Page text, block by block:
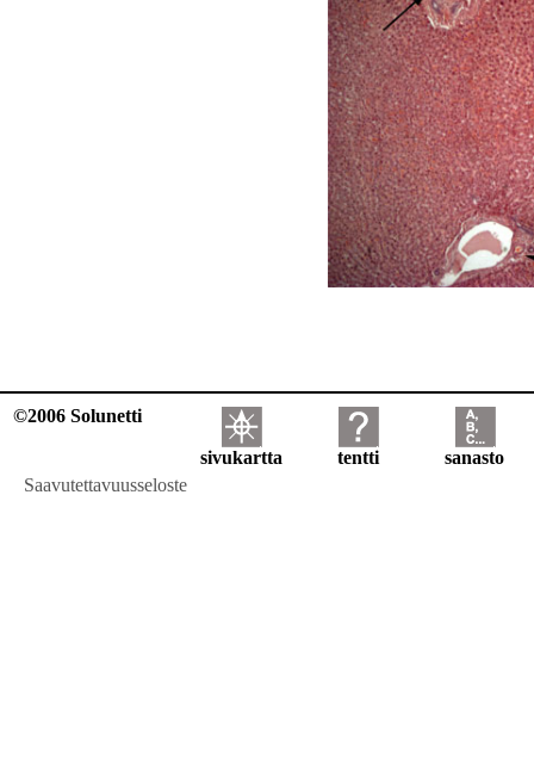
©2006 Solunetti
sivukartta tentti
sanasto
Saavutettavuusseloste